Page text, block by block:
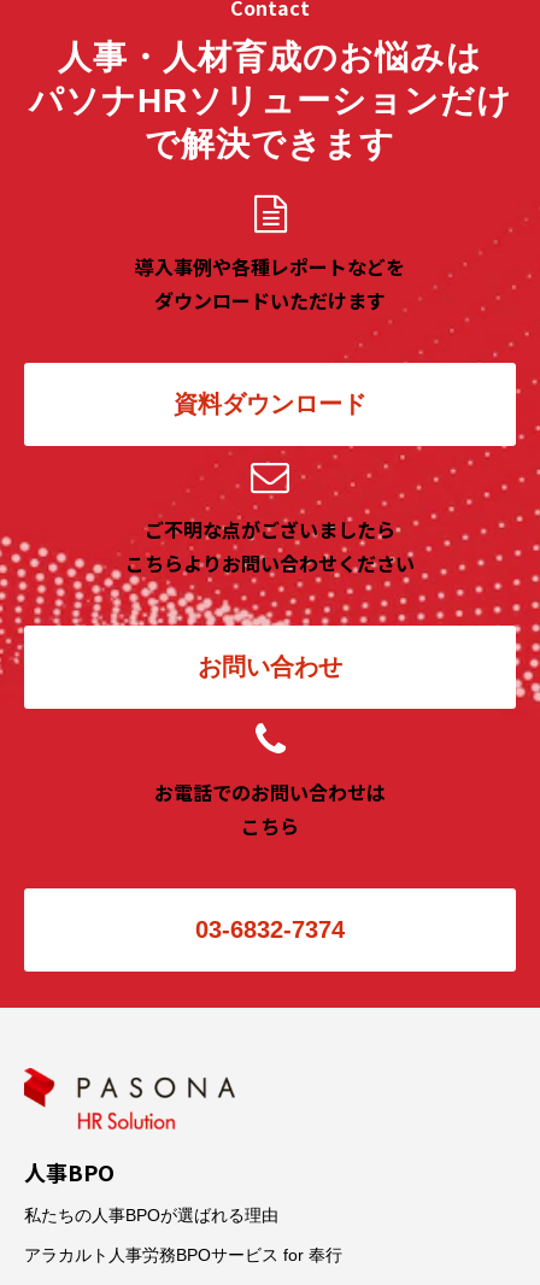
Contact
人事・人材育成のお悩みは
パソナHRソリューションだけ
で解決できます
導入事例や各種レポートなどを
ダウンロードいただけます
資料ダウンロード
ご不明な点がございましたら
こちらよりお問い合わせください
お問い合わせ
お電話でのお問い合わせは
こちら
03-6832-7374
人事BPO
私たちの人事BPOが選ばれる理由
アラカルト人事労務BPOサービス for 奉行